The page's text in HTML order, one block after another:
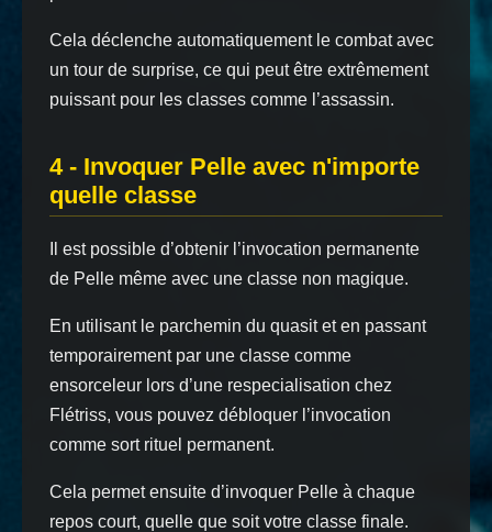
Cela déclenche automatiquement le combat avec
un tour de surprise, ce qui peut être extrêmement
puissant pour les classes comme l’assassin.
4 - Invoquer Pelle avec n'importe
quelle classe
Il est possible d’obtenir l’invocation permanente
de Pelle même avec une classe non magique.
En utilisant le parchemin du quasit et en passant
temporairement par une classe comme
ensorceleur lors d’une respecialisation chez
Flétriss, vous pouvez débloquer l’invocation
comme sort rituel permanent.
Cela permet ensuite d’invoquer Pelle à chaque
repos court, quelle que soit votre classe finale.